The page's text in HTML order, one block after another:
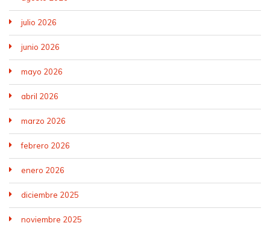
julio 2026
junio 2026
mayo 2026
abril 2026
marzo 2026
febrero 2026
enero 2026
diciembre 2025
noviembre 2025